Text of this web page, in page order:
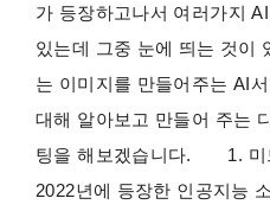
가 등장하고나서 여러가지
있는데 그중 눈에 띄는 것이
는 이미지를 만들어주는 AI
대해 알아보고 만들어 주는
팅을 해보겠습니다. 1. 미
2022년에 등장한 인공지능